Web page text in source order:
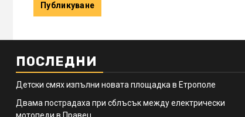
ПОСЛЕДНИ
Детски смях изпълни новата площадка в Етрополе
Двама пострадаха при сблъсък между електрически